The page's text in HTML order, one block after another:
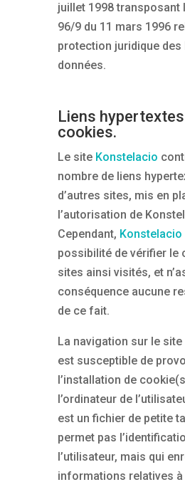
juillet 1998 transposant
96/9 du 11 mars 1996
protection juridique des
données.
Liens
cookies.
Le site Konstelacio
nombre de liens
d’autres sites, mis en
l’autorisation de
Cependant, Konstelacio
possibilité de vérifier le
sites ainsi visités, et
conséquence aucune
de ce fait.
La navigation sur le site
est susceptible de
l’installation de
l’ordinateur de
est un fichier de petite
permet pas
l’utilisateur, mais qui
informations relatives